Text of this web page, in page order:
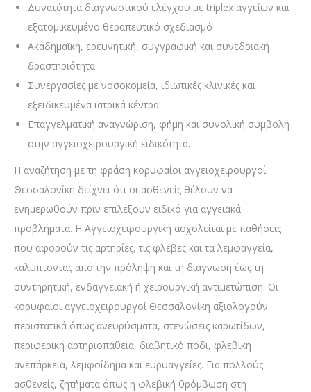
Δυνατότητα διαγνωστικού ελέγχου με triplex αγγείων και
εξατομικευμένο θεραπευτικό σχεδιασμό
Ακαδημαϊκή, ερευνητική, συγγραφική και συνεδριακή
δραστηριότητα
Συνεργασίες με νοσοκομεία, ιδιωτικές κλινικές και
εξειδικευμένα ιατρικά κέντρα
Επαγγελματική αναγνώριση, φήμη και συνολική συμβολή
στην αγγειοχειρουργική ειδικότητα.
Η αναζήτηση με τη φράση κορυφαίοι αγγειοχειρουργοί
Θεσσαλονίκη δείχνει ότι οι ασθενείς θέλουν να
ενημερωθούν πριν επιλέξουν ειδικό για αγγειακά
προβλήματα. Η Αγγειοχειρουργική ασχολείται με παθήσεις
που αφορούν τις αρτηρίες, τις φλέβες και τα λεμφαγγεία,
καλύπτοντας από την πρόληψη και τη διάγνωση έως τη
συντηρητική, ενδαγγειακή ή χειρουργική αντιμετώπιση. Οι
κορυφαίοι αγγειοχειρουργοί Θεσσαλονίκη αξιολογούν
περιστατικά όπως ανευρύσματα, στενώσεις καρωτίδων,
περιφερική αρτηριοπάθεια, διαβητικό πόδι, φλεβική
ανεπάρκεια, λεμφοίδημα και ευρυαγγείες. Για πολλούς
ασθενείς, ζητήματα όπως η φλεβική θρόμβωση στη